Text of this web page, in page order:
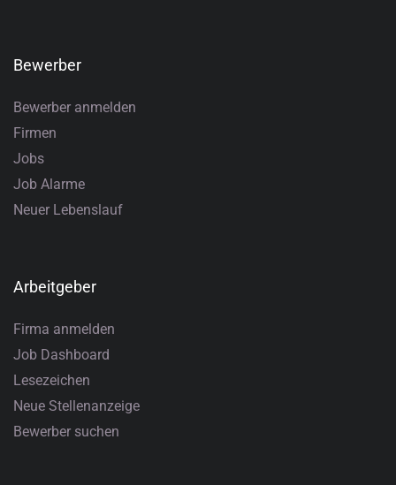
Bewerber
Bewerber anmelden
Firmen
Jobs
Job Alarme
Neuer Lebenslauf
Arbeitgeber
Firma anmelden
Job Dashboard
Lesezeichen
Neue Stellenanzeige
Bewerber suchen